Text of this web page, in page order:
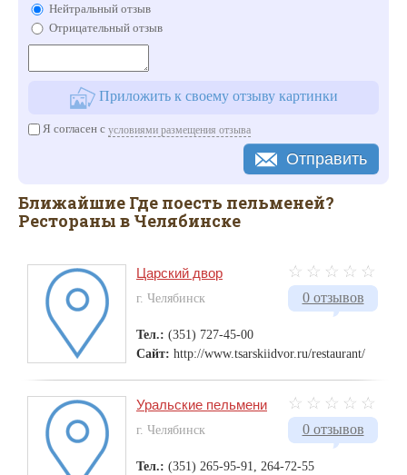
Нейтральный отзыв
Отрицательный отзыв
Приложить к своему отзыву картинки
Я согласен с условиями размещения отзыва
Отправить
Ближайшие Где поесть пельменей?
Рестораны в Челябинске
0 отзывов
Царский двор
г. Челябинск
Тел.: (351) 727-45-00
Сайт: http://www.tsarskiidvor.ru/restaurant/
0 отзывов
Уральские пельмени
г. Челябинск
Тел.: (351) 265-95-91, 264-72-55